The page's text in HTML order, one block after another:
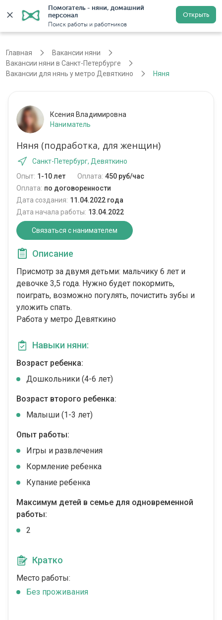
Помогатель - няни, домашний
персонал
Поиск работы и работников
Открыть
Санкт-Петербург Регистрация
Главная
Вакансии няни
Вакансии няни в Санкт-Петербурге
Вакансии для нянь у метро Девяткино
Няня
Ксения Владимировна
Наниматель
Няня (подработка, для женщин)
Санкт-Петербург, Девяткино
Опыт: 1-10 лет Оплата: 450 руб/час
Оплата: по договоренности
Дата создания: 11.04.2022 года
Дата начала работы: 13.04.2022
Связаться с нанимателем
Описание
Присмотр за двумя детьми: мальчику 6 лет и
девочке 3,5 года. Нужно будет покормить,
поиграть, возможно погулять, почистить зубы и
уложить спать.
Работа у метро Девяткино
Навыки няни:
Возраст ребенка:
Дошкольники (4-6 лет)
Возраст второго ребенка:
Малыши (1-3 лет)
Опыт работы:
Игры и развлечения
Кормление ребенка
Купание ребенка
Максимум детей в семье для одновременной
работы:
2
Кратко
Место работы:
Без проживания